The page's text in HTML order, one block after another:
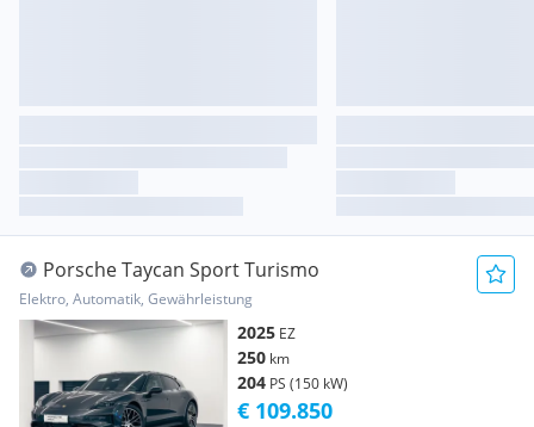
Porsche Taycan Sport Turismo
Elektro, Automatik, Gewährleistung
2025 EZ
250 km
204 PS (150 kW)
€ 109.850